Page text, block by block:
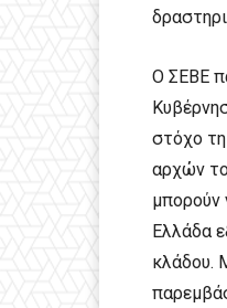
Ο ΣΕΒΕ
στόχο
αρχών
μπορούν
Ελλάδα
κλάδου.